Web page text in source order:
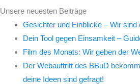
Unsere neuesten Beiträge
Gesichter und Einblicke – Wir sind
Dein Tool gegen Einsamkeit –
Film des Monats: Wir geben der
Der Webauftritt des BBuD
deine Ideen sind gefragt!